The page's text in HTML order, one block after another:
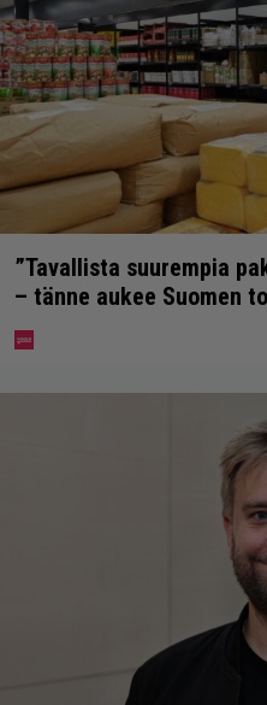
”Tavallista suurempia
– tänne aukee Suomen